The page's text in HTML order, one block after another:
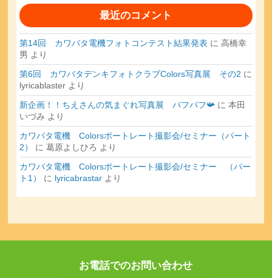
最近のコメント
第14回 カワバタ電機フォトコンテスト結果発表 に高橋幸
男 より
第6回 カワバタデンキフォトクラブColors写真展 その2 に
lyricablaster より
新企画！！ちえさんの気まぐれ写真展 パフパフ📯 に本田
いづみ より
カワバタ電機 Colorsポートレート撮影会/セミナー（パート
2）
に葛原よしひろ より
カワバタ電機 Colorsポートレート撮影会/セミナー （パー
ト1）
に lyricabrastar より
お電話でのお問い合わせ